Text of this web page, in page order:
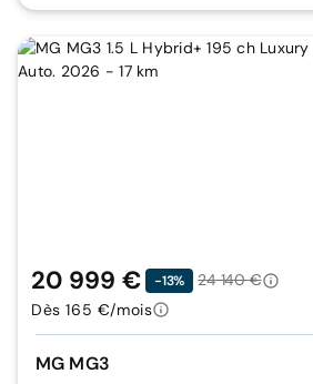
MG MG3
20 999 € -13%
24 140 €
Dès 165 €/mois